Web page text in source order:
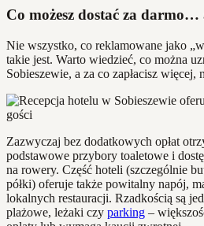
Co możesz dostać za darmo…
Nie wszystko, co reklamowane jako
takie jest. Warto wiedzieć, co można
Sobieszewie, a za co zapłacisz więcej,
Zazwyczaj bez dodatkowych opłat
podstawowe przybory toaletowe i
na rowery. Część hoteli (szczególnie
półki) oferuje także powitalny napój,
lokalnych restauracji. Rzadkością są
plażowe, leżaki czy parking –